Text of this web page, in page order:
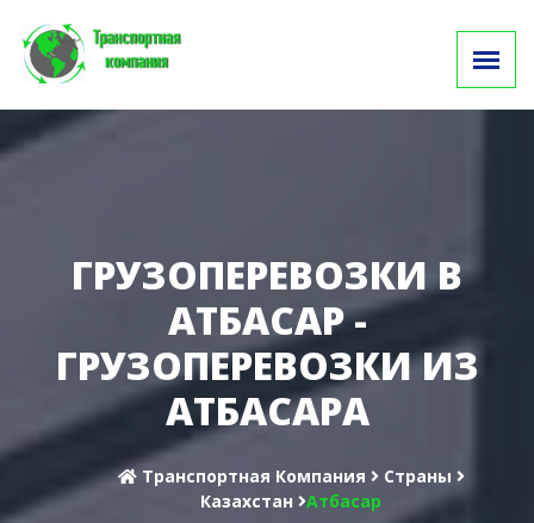
ГРУЗОПЕРЕВОЗКИ В
АТБАСАР -
ГРУЗОПЕРЕВОЗКИ ИЗ
АТБАСАРА
Транспортная Компания
Cтраны
Казахстан
Атбасар